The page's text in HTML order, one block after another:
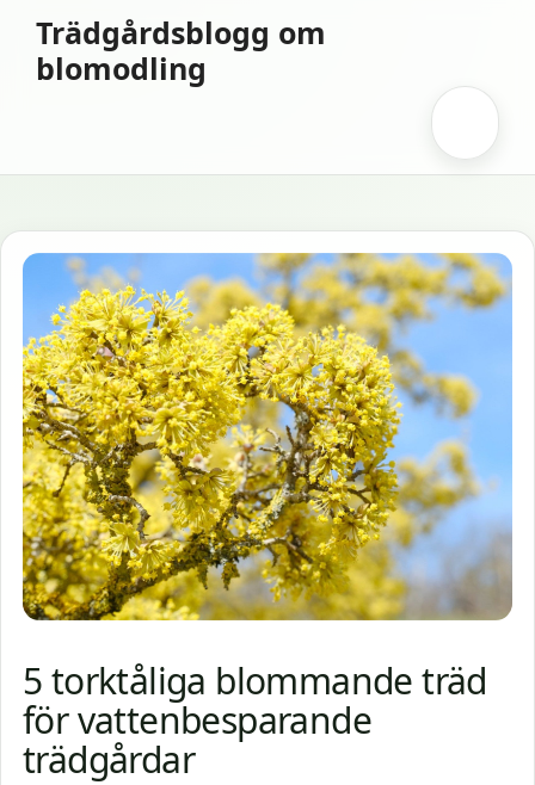
innehåll
Trädgårdsblogg om
blomodling
5 torktåliga blommande träd
för vattenbesparande
trädgårdar